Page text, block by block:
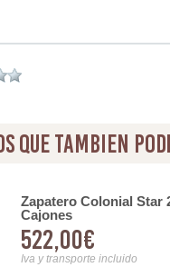
que tambien
Zapatero Colonial Star
Cajones
522,00€
Iva y transporte incluido